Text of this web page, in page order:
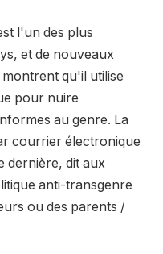
l'un des plus
et de nouveaux
qu'il utilise
pour nuire
au genre. La
courrier électronique
dernière, dit aux
anti-transgenre
ou des parents /